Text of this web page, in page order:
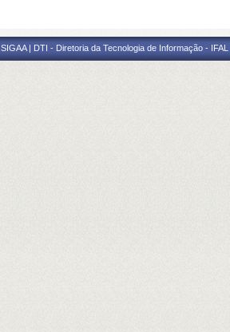
SIGAA | DTI - Diretoria da Tecnologia de Informação -